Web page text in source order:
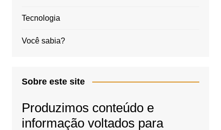
Tecnologia
Você sabia?
Sobre este site
Produzimos conteúdo e
informação voltados para